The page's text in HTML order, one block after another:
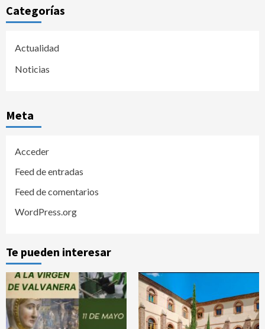
Categorías
Actualidad
Noticias
Meta
Acceder
Feed de entradas
Feed de comentarios
WordPress.org
Te pueden interesar